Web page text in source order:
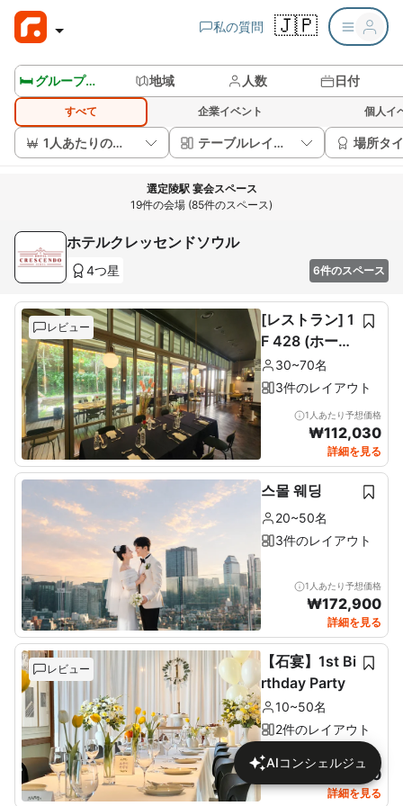
私の質問 🇯🇵
🛏️ グループルームを見る 地域 人数 日付
すべて 企業イベント 個人イ
1人あたりの価格 テーブルレイアウト 場所タ
選定陵駅 宴会スペース
19件の会場 (85件のスペース)
ホテルクレッセンドソウル
4つ星 6件のスペース
レビュー
[レストラン] 1
F 428 (ホール
60席+ルーム1
0席)
30~70名
3件のレイアウト
1人あたり予想価格
₩112,030
詳細を見る
스몰 웨딩
20~50名
3件のレイアウト
1人あたり予想価格
₩172,900
詳細を見る
レビュー
【石宴】1st Bi
rthday Party
10~50名
2件のレイアウト
1人あたり予想価格
137,680
詳細を見る
AIコンシェルジュ